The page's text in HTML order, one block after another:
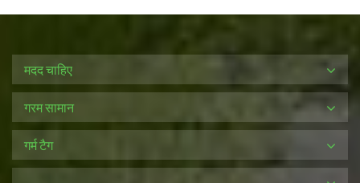
मदद चाहिए
गरम सामान
गर्म टैग